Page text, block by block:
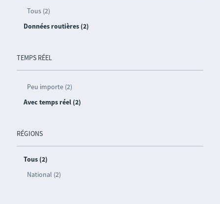
Tous (2)
Données routières (2)
TEMPS RÉEL
Peu importe (2)
Avec temps réel (2)
RÉGIONS
Tous (2)
National (2)